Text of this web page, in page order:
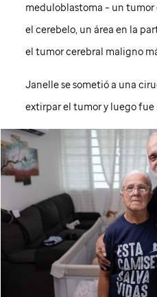
meduloblastoma – un
el cerebelo, un área en la
el tumor cerebral maligno
Janelle se sometió a una
extirpar el tumor y luego fue